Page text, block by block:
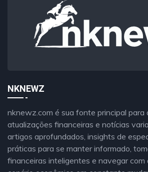
NKNEWZ
nknewz.com é sua fonte principal para
atualizações financeiras e notícias
artigos aprofundados, insights de
práticas para se manter informado,
financeiras inteligentes e navegar com